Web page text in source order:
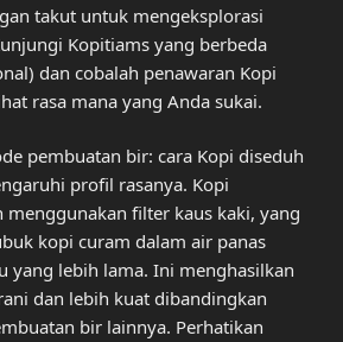
takut untuk mengeksplorasi
Kopitiams yang berbeda
dan cobalah penawaran Kopi
rasa mana yang Anda sukai.
pembuatan bir: cara Kopi diseduh
profil rasanya. Kopi
filter kaus kaki, yang
kopi curam dalam air panas
yang lebih lama. Ini menghasilkan
dan lebih kuat dibandingkan
bir lainnya. Perhatikan